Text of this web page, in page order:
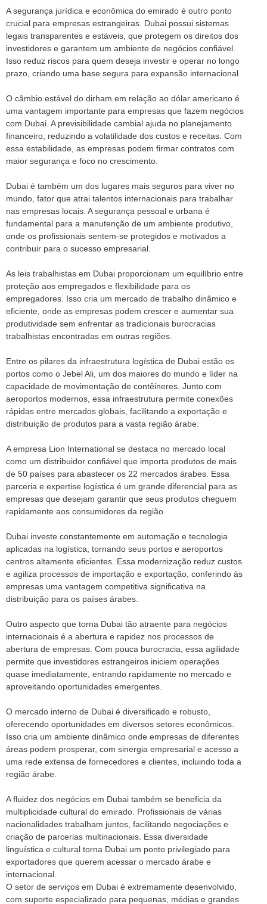
A segurança jurídica e econômica do emirado é outro ponto
crucial para empresas estrangeiras. Dubai possui sistemas
legais transparentes e estáveis, que protegem os direitos dos
investidores e garantem um ambiente de negócios confiável.
Isso reduz riscos para quem deseja investir e operar no longo
prazo, criando uma base segura para expansão internacional.
O câmbio estável do dirham em relação ao dólar americano é
uma vantagem importante para empresas que fazem negócios
com Dubai. A previsibilidade cambial ajuda no planejamento
financeiro, reduzindo a volatilidade dos custos e receitas. Com
essa estabilidade, as empresas podem firmar contratos com
maior segurança e foco no crescimento.
Dubai é também um dos lugares mais seguros para viver no
mundo, fator que atrai talentos internacionais para trabalhar
nas empresas locais. A segurança pessoal e urbana é
fundamental para a manutenção de um ambiente produtivo,
onde os profissionais sentem-se protegidos e motivados a
contribuir para o sucesso empresarial.
As leis trabalhistas em Dubai proporcionam um equilíbrio entre
proteção aos empregados e flexibilidade para os
empregadores. Isso cria um mercado de trabalho dinâmico e
eficiente, onde as empresas podem crescer e aumentar sua
produtividade sem enfrentar as tradicionais burocracias
trabalhistas encontradas em outras regiões.
Entre os pilares da infraestrutura logística de Dubai estão os
portos como o Jebel Ali, um dos maiores do mundo e líder na
capacidade de movimentação de contêineres. Junto com
aeroportos modernos, essa infraestrutura permite conexões
rápidas entre mercados globais, facilitando a exportação e
distribuição de produtos para a vasta região árabe.
A empresa Lion International se destaca no mercado local
como um distribuidor confiável que importa produtos de mais
de 50 países para abastecer os 22 mercados árabes. Essa
parceria e expertise logística é um grande diferencial para as
empresas que desejam garantir que seus produtos cheguem
rapidamente aos consumidores da região.
Dubai investe constantemente em automação e tecnologia
aplicadas na logística, tornando seus portos e aeroportos
centros altamente eficientes. Essa modernização reduz custos
e agiliza processos de importação e exportação, conferindo às
empresas uma vantagem competitiva significativa na
distribuição para os países árabes.
Outro aspecto que torna Dubai tão atraente para negócios
internacionais é a abertura e rapidez nos processos de
abertura de empresas. Com pouca burocracia, essa agilidade
permite que investidores estrangeiros iniciem operações
quase imediatamente, entrando rapidamente no mercado e
aproveitando oportunidades emergentes.
O mercado interno de Dubai é diversificado e robusto,
oferecendo oportunidades em diversos setores econômicos.
Isso cria um ambiente dinâmico onde empresas de diferentes
áreas podem prosperar, com sinergia empresarial e acesso a
uma rede extensa de fornecedores e clientes, incluindo toda a
região árabe.
A fluidez dos negócios em Dubai também se beneficia da
multiplicidade cultural do emirado. Profissionais de várias
nacionalidades trabalham juntos, facilitando negociações e
criação de parcerias multinacionais. Essa diversidade
linguística e cultural torna Dubai um ponto privilegiado para
exportadores que querem acessar o mercado árabe e
internacional.
O setor de serviços em Dubai é extremamente desenvolvido,
com suporte especializado para pequenas, médias e grandes